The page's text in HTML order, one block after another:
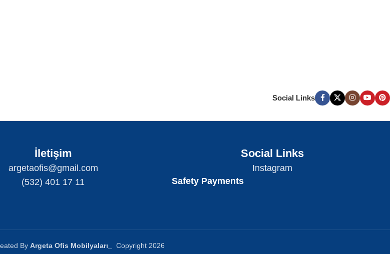
Social Links
İletişim
argetaofis@gmail.com
(532) 401 17 11
Social Links
Instagram
Safety Payments
ByArgeta Ofis Mobilyaları Copyright 2026